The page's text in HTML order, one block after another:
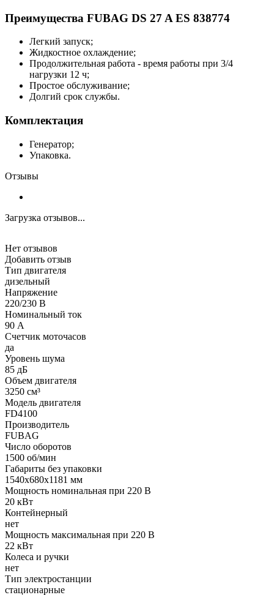
Преимущества FUBAG DS 27 A ES 838774
Легкий запуск;
Жидкостное охлаждение;
Продолжительная работа - время работы при 3/4
нагрузки 12 ч;
Простое обслуживание;
Долгий срок службы.
Комплектация
Генератор;
Упаковка.
Отзывы
Загрузка отзывов...
Нет отзывов
Добавить отзыв
Тип двигателя
дизельный
Напряжение
220/230 В
Номинальный ток
90 А
Счетчик моточасов
да
Уровень шума
85 дБ
Объем двигателя
3250 см³
Модель двигателя
FD4100
Производитель
FUBAG
Число оборотов
1500 об/мин
Габариты без упаковки
1540х680х1181 мм
Мощность номинальная при 220 В
20 кВт
Контейнерный
нет
Мощность максимальная при 220 В
22 кВт
Колеса и ручки
нет
Тип электростанции
стационарные